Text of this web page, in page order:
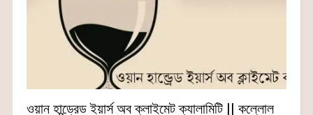
ওয়ান হান্ড্রেড ইয়ার্স অব ক্লাইমেট ক্যালামিটি || কল্লোল